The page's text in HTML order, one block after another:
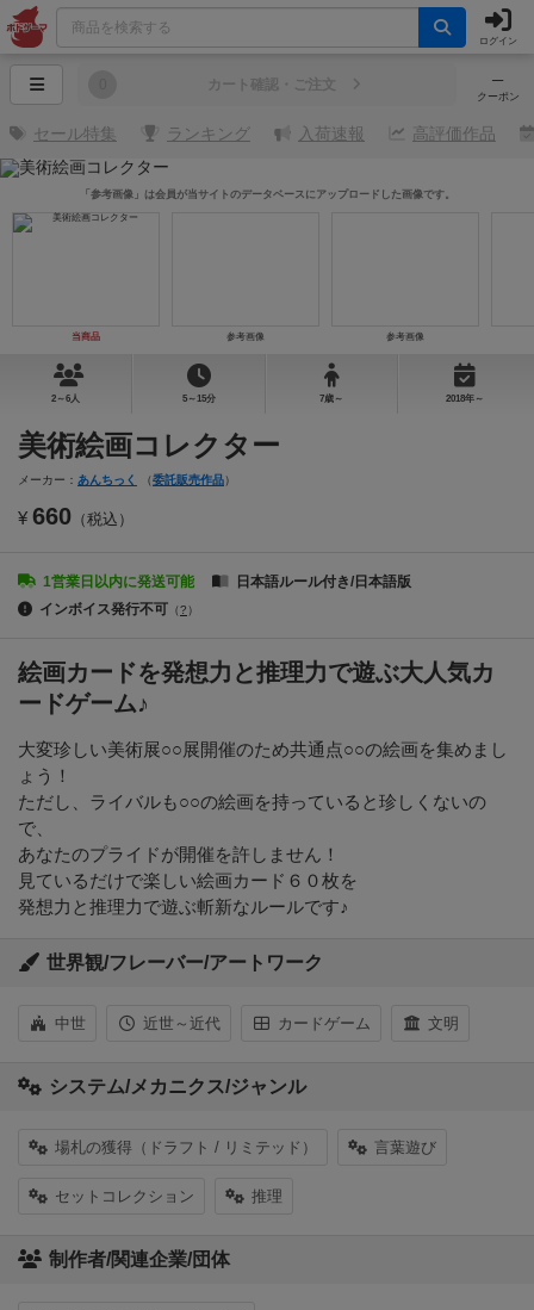
ログイン
─
クーポン
カート確認・ご注文
セール特集 ランキング 入荷速報 高評価作品
当商品 参考画像 参考画像
「参考画像」は会員が当サイトのデータベースにアップロードした画像です。
2～6人 5～15分 7歳～ 2018年～
美術絵画コレクター
メーカー： あんちっく （委託販売作品）
¥ 660 （税込）
1営業日以内に発送可能
日本語ルール付き/日本語版
インボイス発行不可 （? ）
絵画カードを発想力と推理力で遊ぶ大人気カ
ードゲーム♪
大変珍しい美術展○○展開催のため共通点○○の絵画を集めまし
ょう！
ただし、ライバルも○○の絵画を持っていると珍しくないの
で、
あなたのプライドが開催を許しません！
見ているだけで楽しい絵画カード６０枚を
発想力と推理力で遊ぶ斬新なルールです♪
世界観/フレーバー/アートワーク
中世 近世～近代 カードゲーム 文明
システム/メカニクス/ジャンル
場札の獲得（ドラフト / リミテッド） 言葉遊び
セットコレクション 推理
制作者/関連企業/団体